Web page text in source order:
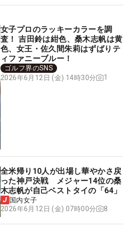
女子プロのラッキーカラーを調
査！ 吉田鈴は紺色、桑木志帆は黄
色、女王・佐久間朱莉はずばりテ
ィファニーブルー！
ゴルフ界のSNS
2026年6月12日 (金) 14時30分
1
全米帰り10人が出場し華やかさ戻
った神戸決戦 メジャー14位の桑
木志帆が自己ベストタイの「64」
国内女子
2026年6月12日 (金) 07時00分
8